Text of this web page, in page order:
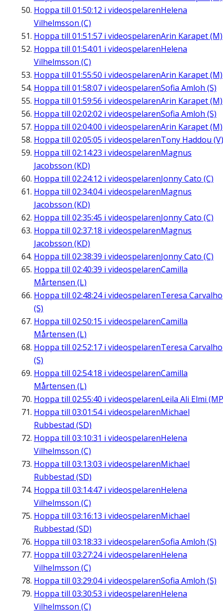
Hoppa till 01:50:12 i videospelarenHelena
Vilhelmsson (C)
Hoppa till 01:51:57 i videospelarenArin Karapet (M)
Hoppa till 01:54:01 i videospelarenHelena
Vilhelmsson (C)
Hoppa till 01:55:50 i videospelarenArin Karapet (M)
Hoppa till 01:58:07 i videospelarenSofia Amloh (S)
Hoppa till 01:59:56 i videospelarenArin Karapet (M)
Hoppa till 02:02:02 i videospelarenSofia Amloh (S)
Hoppa till 02:04:00 i videospelarenArin Karapet (M)
Hoppa till 02:05:05 i videospelarenTony Haddou (V)
Hoppa till 02:14:23 i videospelarenMagnus
Jacobsson (KD)
Hoppa till 02:24:12 i videospelarenJonny Cato (C)
Hoppa till 02:34:04i videospelarenMagnus
Jacobsson (KD)
Hoppa till 02:35:45 i videospelarenJonny Cato (C)
Hoppa till 02:37:18 i videospelarenMagnus
Jacobsson (KD)
Hoppa till 02:38:39 i videospelarenJonny Cato (C)
Hoppa till 02:40:39 i videospelarenCamilla
Mårtensen (L)
Hoppa till 02:48:24i videospelarenTeresa Carvalho
(S)
Hoppa till 02:50:15 i videospelarenCamilla
Mårtensen (L)
Hoppa till 02:52:17 i videospelarenTeresa Carvalho
(S)
Hoppa till 02:54:18 i videospelarenCamilla
Mårtensen (L)
Hoppa till 02:55:40 i videospelarenLeila Ali Elmi
Hoppa till 03:01:54i videospelarenMichael
Rubbestad (SD)
Hoppa till 03:10:31 i videospelarenHelena
Vilhelmsson (C)
Hoppa till 03:13:03 i videospelarenMichael
Rubbestad (SD)
Hoppa till 03:14:47 i videospelarenHelena
Vilhelmsson (C)
Hoppa till 03:16:13 i videospelarenMichael
Rubbestad (SD)
Hoppa till 03:18:33 i videospelarenSofia Amloh (S)
Hoppa till 03:27:24i videospelarenHelena
Vilhelmsson (C)
Hoppa till 03:29:04i videospelarenSofia Amloh (S)
Hoppa till 03:30:53 i videospelarenHelena
Vilhelmsson (C)